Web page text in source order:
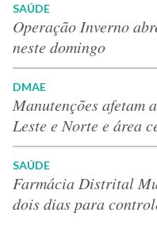
SAÚDE
Operação Inverno
neste domingo
DMAE
Manutenções afetam
Leste e Norte e área
SAÚDE
Farmácia Distrital
dois dias para